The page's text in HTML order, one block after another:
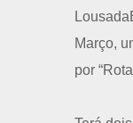
Março,
por